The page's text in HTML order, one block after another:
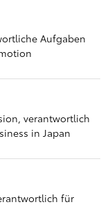
Aufgaben
verantwortlich
in Japan
für